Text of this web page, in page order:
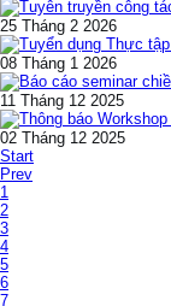
25 Tháng 2 2026
08 Tháng 1 2026
11 Tháng 12 2025
02 Tháng 12 2025
Start
Prev
1
2
3
4
5
6
7